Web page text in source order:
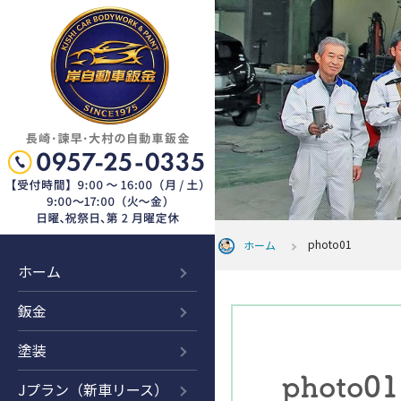
ホーム
鈑金
塗装
Jプラン（新車リース）
ホーム photo01
photo01